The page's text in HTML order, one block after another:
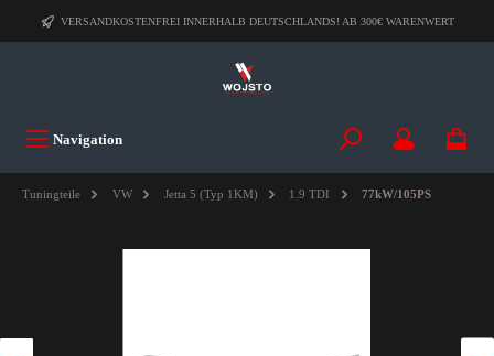
VERSANDKOSTENFREI INNERHALB DEUTSCHLANDS! AB 300€ WARENWERT
Navigation
Tuningteile VW Jetta 5 (Typ 1KM) 1.9 TDI 77kW/105PS